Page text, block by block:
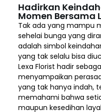
Hadirkan
Momen Bersama
Tak ada yang mampu
sehelai bunga yang
adalah simbol
yang tak selalu bisa
Lexa Florist hadir
menyampaikan
yang tak hanya indah,
memahami bahwa
maupun kesedihan